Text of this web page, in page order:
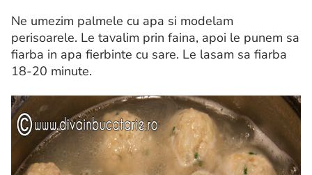
Ne umezim palmele cu apa si modelam
perisoarele. Le tavalim prin faina, apoi le punem sa
fiarba in apa fierbinte cu sare. Le lasam sa fiarba
18-20 minute.